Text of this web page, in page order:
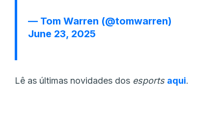
— Tom Warren (@tomwarren)
June 23, 2025
Lê as últimas novidades dos esports aqui.